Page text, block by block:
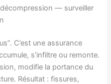
— surveiller
C’est une assurance
s’infiltre ou remonte.
modifie la portance du
Résultat : fissures,